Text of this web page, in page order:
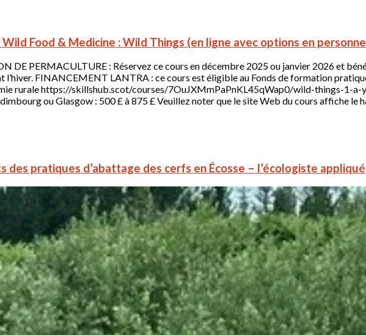
Food & Medicine : Wild Things (en ligne avec options en
DE PERMACULTURE : Réservez ce cours en décembre 2025 ou janvier 2026 et
l’hiver. FINANCEMENT LANTRA : ce cours est éligible au Fonds de formation
rurale https://skillshub.scot/courses/7OuJXMmPaPnKL45qWap0/wild-things-1-
ou Glasgow : 500 £ à 875 £ Veuillez noter que le site Web du cours affiche le
pratiques d’abattage des cerfs en Écosse – l’écologiste appliqué